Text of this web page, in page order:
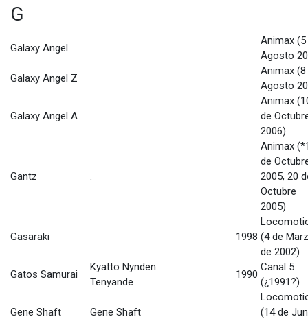
G
Galaxy Angel
Animax (5
Agosto
Galaxy Angel Z
Animax (8
Agosto
Galaxy Angel A
Animax
de
2006)
Gantz
Animax
de
2005, 20
Octubre
2005)
Gasaraki 1998 (4 de
de 2002)
Gatos Samurai
Kyatto Nynden
Tenyande
1990
Canal 5
(¿1991?)
Gene Shaft Gene Shaft
(14 de